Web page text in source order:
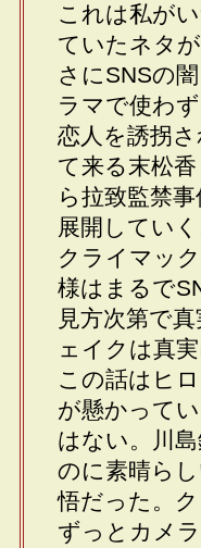
これは私が
ていたネタ
さにSNSの
ラマで使わ
恋人を誘拐
て来る末松
ら拉致監禁
展開していく
クライマッ
様はまるで
見方次第で
ェイクは真実
この話はヒ
が懸かって
はない。川
のに素晴ら
悟だった。
ずっとカメ